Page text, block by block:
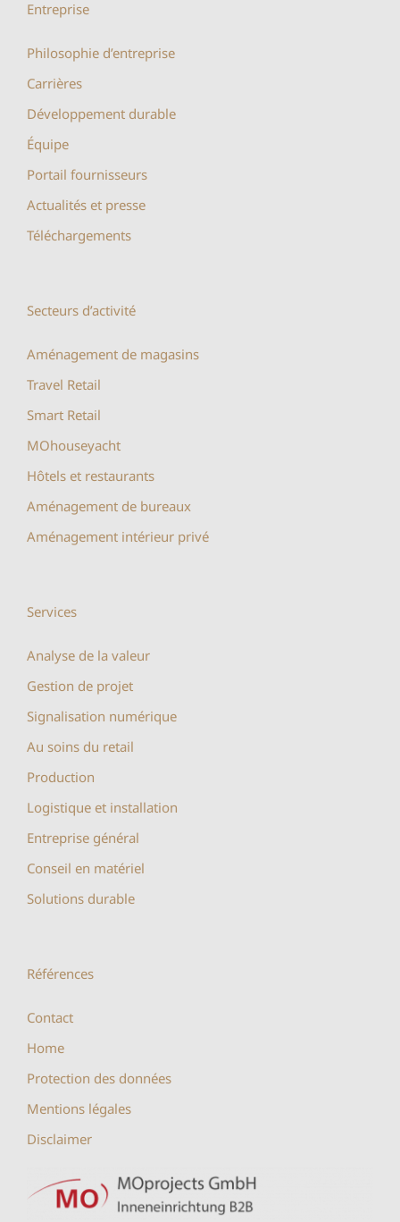
Entreprise
Philosophie d’entreprise
Carrières
Développement durable
Équipe
Portail fournisseurs
Actualités et presse
Téléchargements
Secteurs d’activité
Aménagement de magasins
Travel Retail
Smart Retail
MOhouseyacht
Hôtels et restaurants
Aménagement de bureaux
Aménagement intérieur privé
Services
Analyse de la valeur
Gestion de projet
Signalisation numérique
Au soins du retail
Production
Logistique et installation
Entreprise général
Conseil en matériel
Solutions durable
Références
Contact
Home
Protection des données
Mentions légales
Disclaimer